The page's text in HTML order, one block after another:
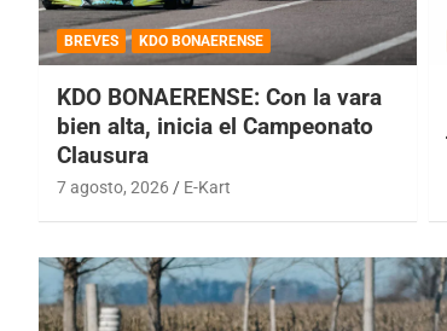
BREVES KDO BONAERENSE
KDO BONAERENSE: Con la vara
bien alta, inicia el Campeonato
Clausura
7 agosto, 2026 E-Kart